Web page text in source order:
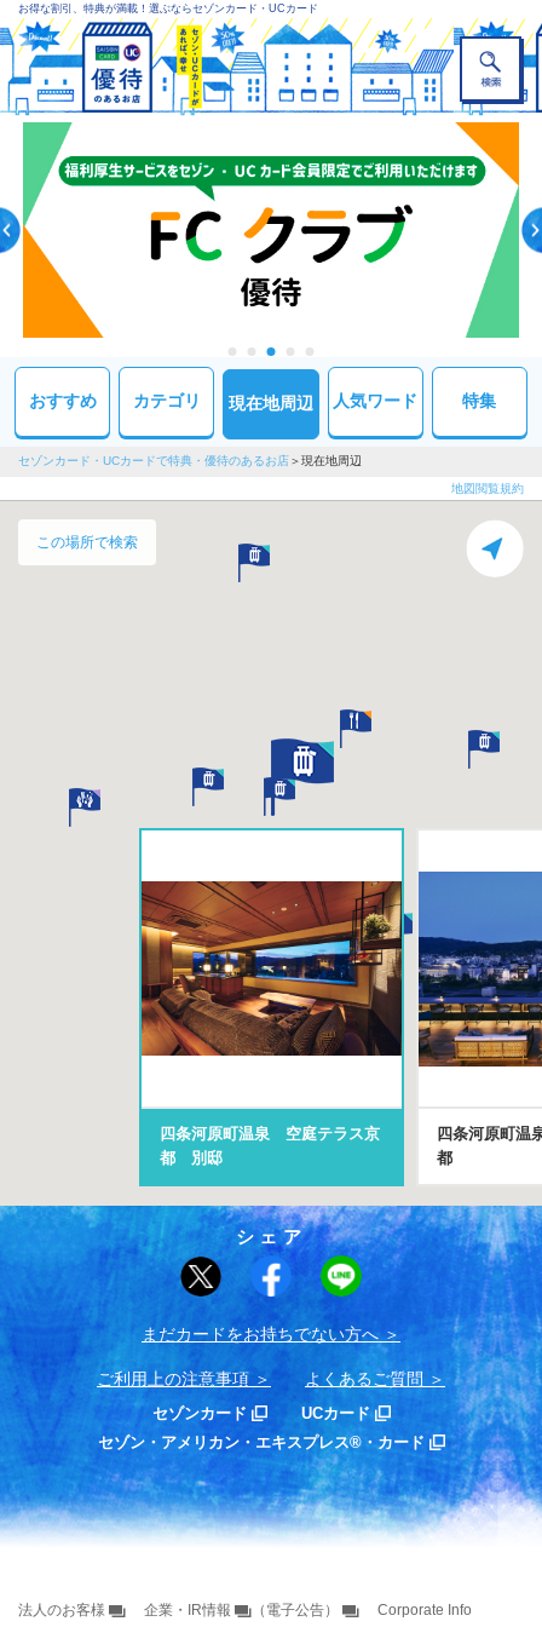
お得な割引、特典が満載！選ぶならセゾンカード・UCカード
おすすめ カテゴリ 現在地周辺 人気ワード 特集
セゾンカード・UCカードで特典・優待のあるお店 現在地周辺
地図閲覧規約
この場所で検索
四条河原町温泉 空庭テラス京
都 別邸
四条河原町
都
シェア
まだカードをお持ちでない⽅へ
ご利用上の注意事項 よくあるご質問
セゾンカード
UCカード
セゾン・アメリカン・エキスプレス®・カード
法人のお客様 企業・IR情報 （電子公告） Corporate Info